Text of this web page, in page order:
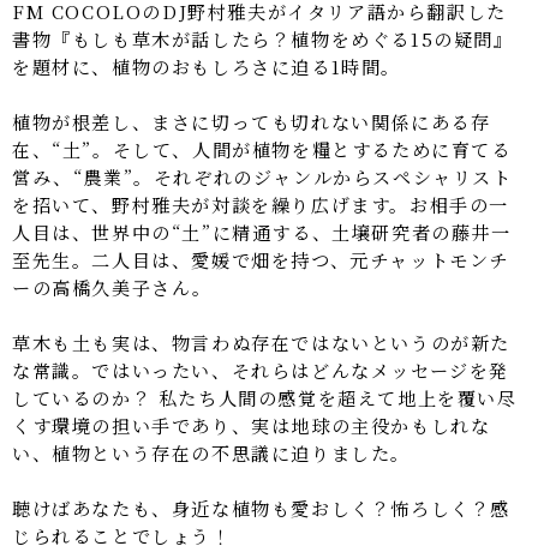
FM COCOLOのDJ野村雅夫がイタリア語から翻訳した
書物『もしも草木が話したら？植物をめぐる15の疑問』
を題材に、植物のおもしろさに迫る1時間。
植物が根差し、まさに切っても切れない関係にある存
在、“土”。そして、人間が植物を糧とするために育てる
営み、“農業”。それぞれのジャンルからスペシャリスト
を招いて、野村雅夫が対談を繰り広げます。お相手の一
人目は、世界中の“土”に精通する、土壌研究者の藤井一
至先生。二人目は、愛媛で畑を持つ、元チャットモンチ
ーの高橋久美子さん。
草木も土も実は、物言わぬ存在ではないというのが新た
な常識。ではいったい、それらはどんなメッセージを発
しているのか？ 私たち人間の感覚を超えて地上を覆い尽
くす環境の担い手であり、実は地球の主役かもしれな
い、植物という存在の不思議に迫りました。
聴けばあなたも、身近な植物も愛おしく？怖ろしく？感
じられることでしょう！